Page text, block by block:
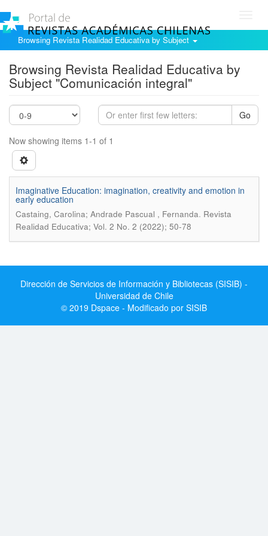
Browsing Revista Realidad Educativa by Subject
Browsing Revista Realidad Educativa by
Subject "Comunicación integral"
Go
Now showing items 1-1 of 1
Imaginative Education: imagination, creativity and emotion in
early education
Castaing, Carolina; Andrade Pascual , Fernanda. Revista
Realidad Educativa; Vol. 2 No. 2 (2022); 50-78
Dirección de Servicios de Información y Bibliotecas (SISIB) -
Universidad de Chile
© 2019 Dspace - Modificado por SISIB